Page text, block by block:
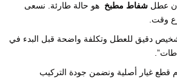
عطل شفاط مطبخ هو حالة طارئة. نسعى
وقت.
دقيق للعطل وتكلفة واضحة قبل البدء في
قطع غيار أصلية ونضمن جودة التركيب